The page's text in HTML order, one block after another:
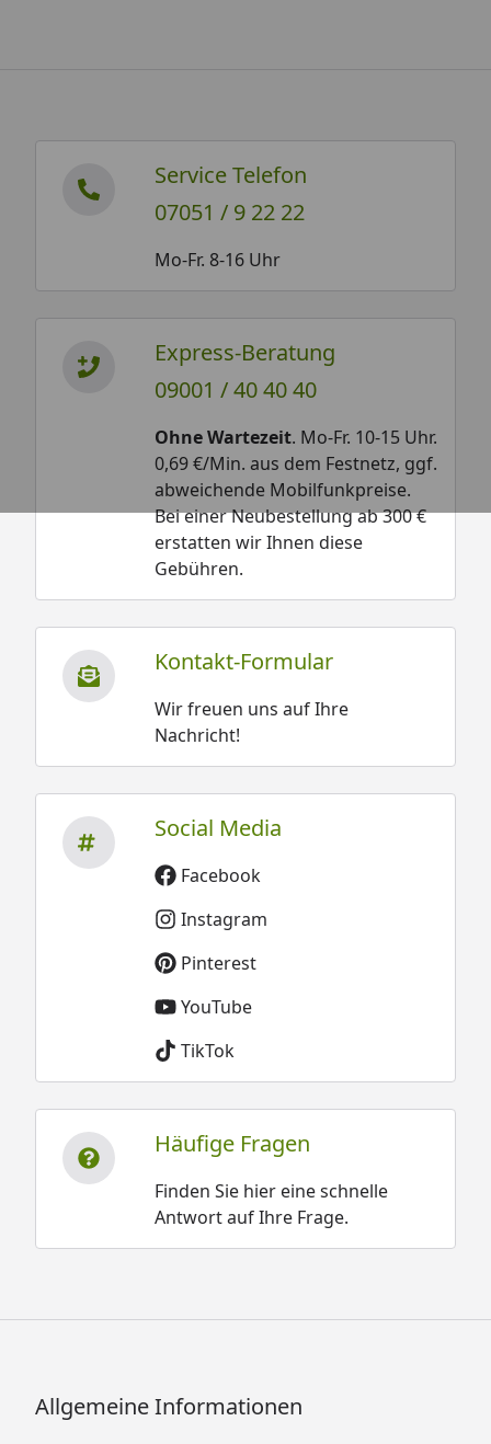
Service Telefon
07051 / 9 22 22
Mo-Fr. 8-16 Uhr
Express-Beratung
09001 / 40 40 40
Ohne Wartezeit. Mo-Fr. 10-15 Uhr.
0,69 €/Min. aus dem Festnetz, ggf.
abweichende Mobilfunkpreise.
Bei einer Neubestellung ab 300 €
erstatten wir Ihnen diese
Gebühren.
Kontakt-Formular
Wir freuen uns auf Ihre
Nachricht!
Social Media
Facebook
Instagram
Pinterest
YouTube
TikTok
Häufige Fragen
Finden Sie hier eine schnelle
Antwort auf Ihre Frage.
Allgemeine Informationen